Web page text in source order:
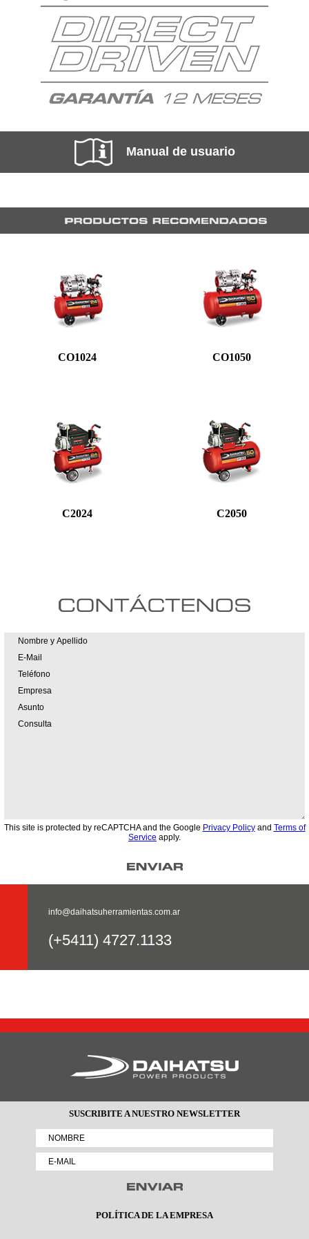
Manual de usuario
CO1024 CO1050
C2024 C2050
info@daihatsuherramientas.com.ar
(+5411) 4727.1133
This site is protected by reCAPTCHA and the Google Privacy Policyand Terms of
Service apply.
SUSCRIBITE A NUESTRO NEWSLETTER
POLÍTICA DE LA EMPRESA